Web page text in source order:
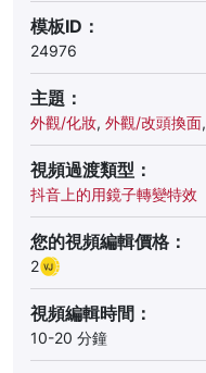
模板ID：
24976
主題：
外觀/化妝, 外觀/改頭換面,
視頻過渡類型：
抖音上的用鏡子轉變特效
您的視頻編輯價格：
2
視頻編輯時間：
10-20 分鐘